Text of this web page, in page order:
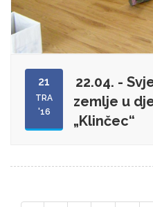
21
TRA
'16
22.04. -
zemlje u
„Klinčec“